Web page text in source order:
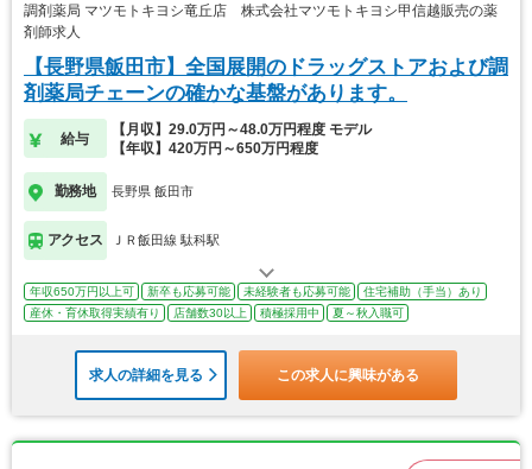
調剤薬局 マツモトキヨシ竜丘店 株式会社マツモトキヨシ甲信越販売の薬
剤師求人
【長野県飯田市】全国展開のドラッグストアおよび調
剤薬局チェーンの確かな基盤があります。
給与
【月収】29.0万円～48.0万円程度 モデル
【年収】420万円～650万円程度
勤務地 長野県 飯田市
アクセス ＪＲ飯田線 駄科駅
年収650万円以上可 新卒も応募可能 未経験者も応募可能
住宅補助（手当）あり
産休・育休取得実績有り
店舗数30以上 積極採用中 夏～秋入職可
求人の詳細を見る この求人に興味がある